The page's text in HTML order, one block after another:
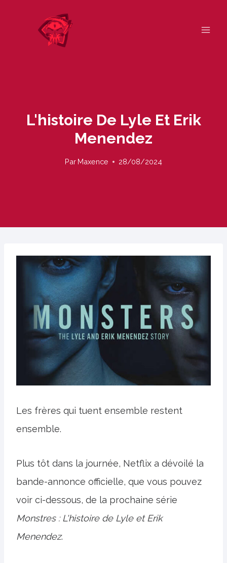
L'histoire De Lyle Et Erik
Menendez
Par Maxence 28/08/2024
Les frères qui tuent ensemble restent
ensemble.
Plus tôt dans la journée, Netflix a dévoilé la
bande-annonce officielle, que vous pouvez
voir ci-dessous, de la prochaine série
Monstres : L'histoire de Lyle et Erik
Menendez.